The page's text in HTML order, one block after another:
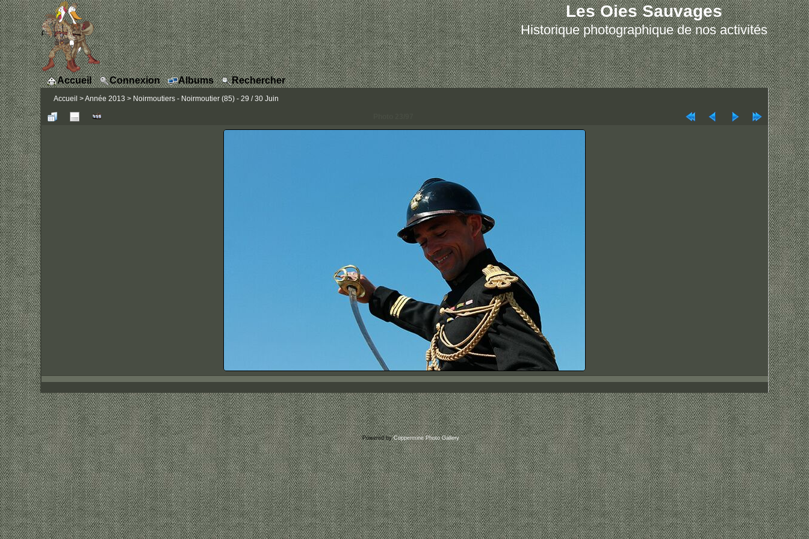
Les Oies Sauvages
Historique photographique de nos activités
Accueil Connexion Albums Rechercher
Accueil >Année 2013 > Noirmoutiers - Noirmoutier (85) - 29 / 30 Juin
Powered byCoppermine Photo Gallery